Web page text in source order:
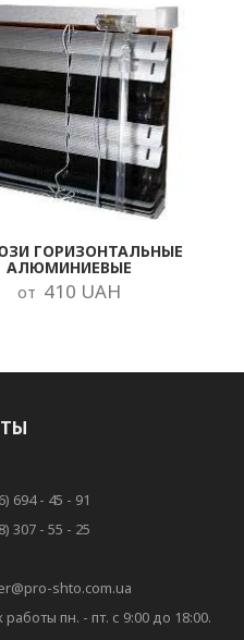
ГОРИЗОНТАЛЬНЫЕ
АЛЮМИНИЕВЫЕ
от 410 UAH
694 - 45 - 91
307 - 55 - 25
shto.com.ua
пн. - пт. с 9:00 до 18:00.